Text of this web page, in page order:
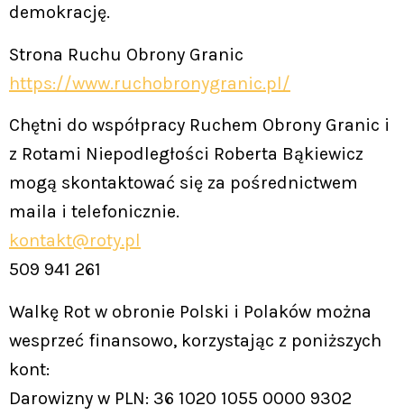
demokrację.
Strona Ruchu Obrony Granic
https://www.ruchobronygranic.pl/
Chętni do współpracy Ruchem Obrony Granic i
z Rotami Niepodległości Roberta Bąkiewicz
mogą skontaktować się za pośrednictwem
maila i telefonicznie.
kontakt@roty.pl
509 941 261
Walkę Rot w obronie Polski i Polaków można
wesprzeć finansowo, korzystając z poniższych
kont:
Darowizny w PLN: 36 1020 1055 0000 9302